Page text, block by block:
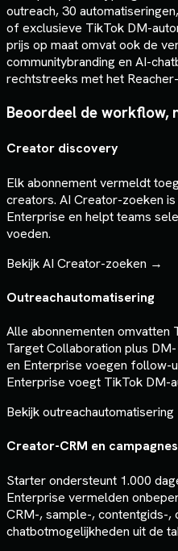
outreach, 30
of exclusieve TikTok DM-
prijs op maat omvat ook de
communitybranding en AI-
rechtstreeks met het
Beoordeel de workflow,
Creator discovery
Elk abonnement vermeldt
creators. AI Creator-zoeken
Enterprise en helpt teams
voeden.
Bekijk AI Creator-zoeken →
Outreachautomatisering
Alle abonnementen omvatten
Target Collaboration plus
en Enterprise voegen follow-
Enterprise voegt TikTok DM-
Bekijk outreachautomatisering
Creator-CRM en campagnes
Starter ondersteunt 1.000
Enterprise vermelden
CRM-, sample-, contentgids-,
chatbotmogelijkheden uit de